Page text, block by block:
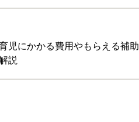
児にかかる費用やもらえる補助
説